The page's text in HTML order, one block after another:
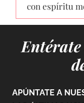
con espíritu
APÚNTATE A